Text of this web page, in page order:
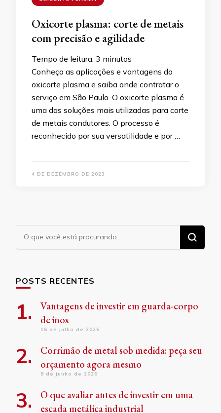
Oxicorte plasma: corte de metais
com precisão e agilidade
Tempo de leitura: 3 minutos
Conheça as aplicações e vantagens do
oxicorte plasma e saiba onde contratar o
serviço em São Paulo. O oxicorte plasma é
uma das soluções mais utilizadas para corte
de metais condutores. O processo é
reconhecido por sua versatilidade e por …
4 DE DEZEMBRO DE 2023
Procurando
algo?
POSTS RECENTES
Vantagens de investir em guarda-corpo
de inox
16 de julho de 2026
Corrimão de metal sob medida: peça seu
orçamento agora mesmo
8 de junho de 2026
O que avaliar antes de investir em uma
escada metálica industrial